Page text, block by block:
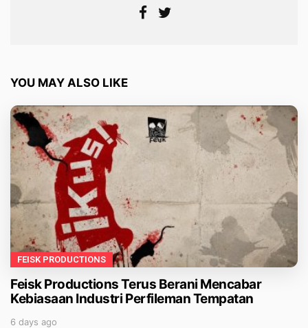
YOU MAY ALSO LIKE
FEISK PRODUCTIONS
Feisk Productions Terus Berani Mencabar
Kebiasaan Industri Perfileman Tempatan
6 days ago